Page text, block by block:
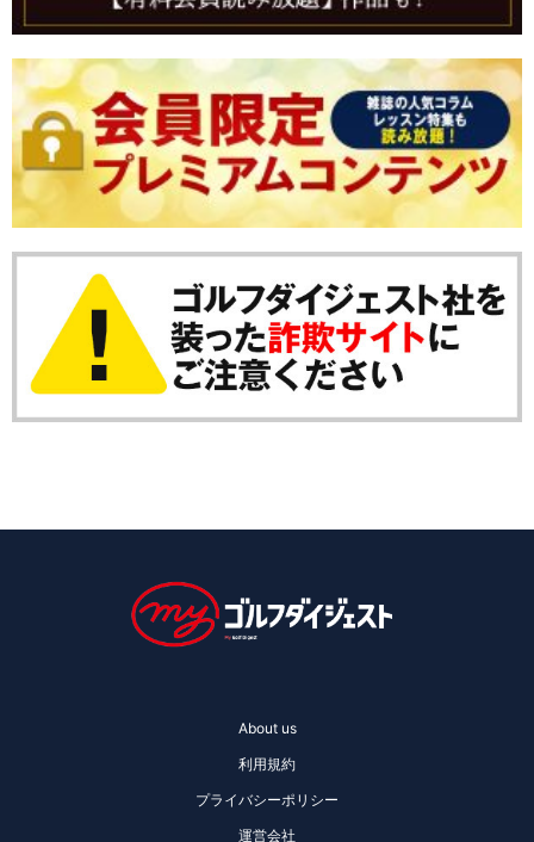
About us
利用規約
プライバシーポリシー
運営会社